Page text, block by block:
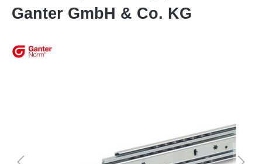
Ganter GmbH & Co. KG